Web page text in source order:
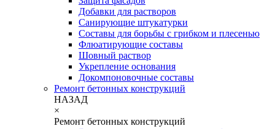
Добавки для растворов
Санирующие штукатурки
Составы для борьбы с грибком и плесенью
Флюатирующие составы
Шовный раствор
Укрепление основания
Докомпоновочные составы
Ремонт бетонных конструкций
НАЗАД
×
Ремонт бетонных конструкций